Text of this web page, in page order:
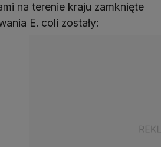
na terenie kraju zamknięte
E. coli zostały: